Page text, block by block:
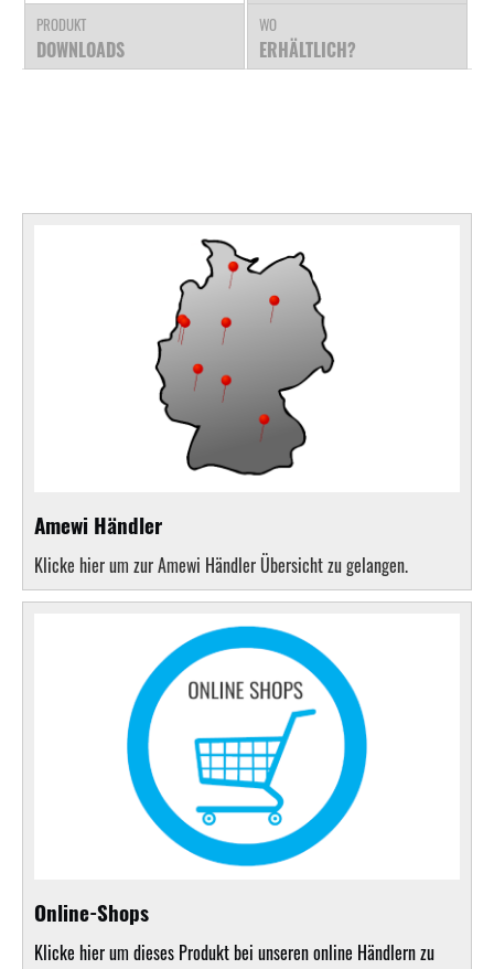
PRODUKT
DOWNLOADS
WO
ERHÄLTLICH?
Amewi Händler
Klicke hier um zur Amewi Händler Übersicht zu gelangen.
Online-Shops
Klicke hier um dieses Produkt bei unseren online Händlern zu